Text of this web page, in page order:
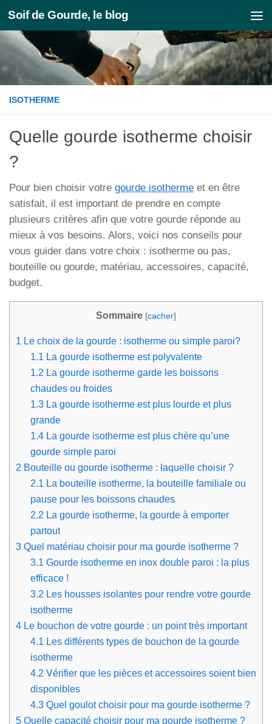
Skip to content
Soif de Gourde, le blog
ISOTHERME
Quelle gourde isotherme choisir
?
Pour bien choisir votre gourde isotherme et en être
satisfait, il est important de prendre en compte
plusieurs critères afin que votre gourde réponde au
mieux à vos besoins. Alors, voici nos conseils pour
vous guider dans votre choix : isotherme ou pas,
bouteille ou gourde, matériau, accessoires, capacité,
budget.
Sommaire [cacher]
1 Le choix de la gourde : isotherme ou simple paroi?
1.1 La gourde isotherme est polyvalente
1.2 La gourde isotherme garde les boissons
chaudes ou froides
1.3La gourde isotherme est plus lourde et plus
grande
1.4La gourde isotherme est plus chère qu’une
gourde simple paroi
2 Bouteille ou gourde isotherme : laquelle choisir ?
2.1 La bouteille isotherme, la bouteille familiale ou
pause pour les boissons chaudes
2.2 La gourde isotherme, la gourde à emporter
partout
3 Quel matériau choisir pour ma gourde isotherme ?
3.1 Gourde isotherme en inox double paroi : la plus
efficace !
3.2 Les housses isolantes pour rendre votre gourde
isotherme
4 Le bouchon de votre gourde : un point très important
4.1 Les différents types de bouchon de la gourde
isotherme
4.2 Vérifier que les pièces et accessoires soient bien
disponibles
4.3Quel goulot choisir pour ma gourde isotherme ?
5 Quelle capacité choisir pour ma gourde isotherme ?